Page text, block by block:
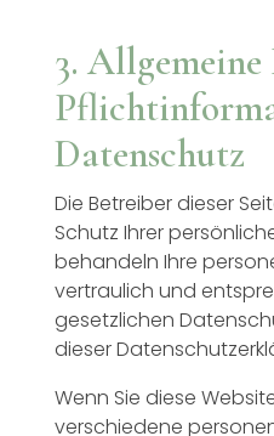
3.
Datenschutz
Die Betreiber dieser
Schutz Ihrer
behandeln Ihre
vertraulich und
gesetzlichen
dieser
Wenn Sie diese
verschiedene